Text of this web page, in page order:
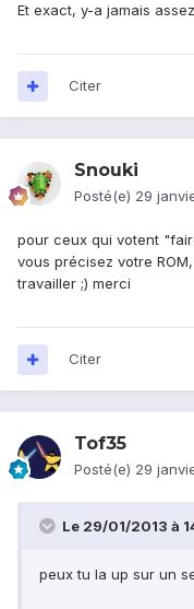
Et exact, y-a jamais
Citer
Snouki
Posté(e) 29
pour ceux qui votent
vous précisez votre
travailler ;) merci
Citer
Tof35
Posté(e) 29
Le 29/01/2013 à
peux tu la up sur un